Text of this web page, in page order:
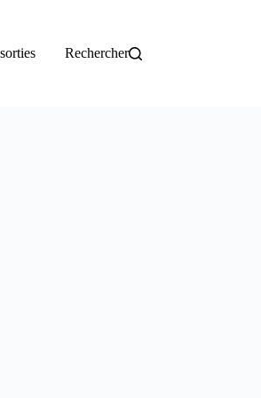
Rechercher